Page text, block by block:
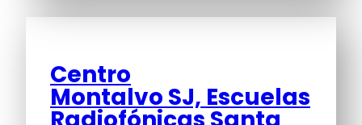
Centro
Montalvo SJ, Escuelas